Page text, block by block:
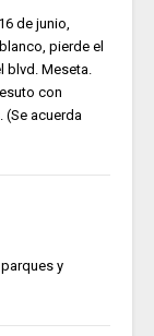
de junio,
pierde el
blvd. Meseta.
con
(Se acuerda
y